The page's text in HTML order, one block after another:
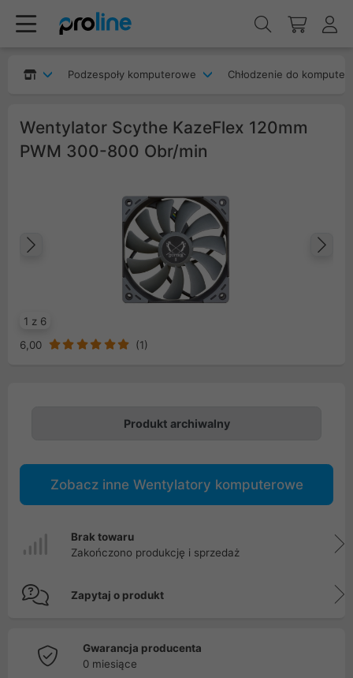
Podzespoły komputerowe Chłodzenie do
Wentylator Scythe KazeFlex 120mm
PWM 300-800 Obr/min
1 z 6
Poprzedni
6,00 (1)
Produkt archiwalny
Zobacz inne Wentylatory komputerowe
Brak towaru
Zakończono produkcję i sprzedaż
Zapytaj o produkt
Gwarancja producenta
0 miesiące